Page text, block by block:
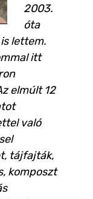
2003.
óta
lettem.
itt
elmúlt 12
való
tájfajták,
komposzt